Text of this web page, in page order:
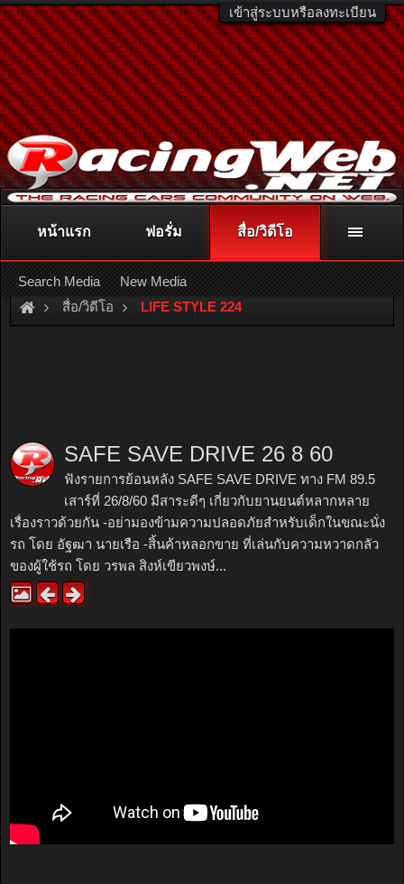
เข้าสู่ระบบหรือลงทะเบียน
ติดต่อลงโฆษณา racingweb@gmail.comหรือโทร. 081-811-1138
หรืออ่านรายละเอียดเพิ่มเติม คลิกที่นี่
สื่อ/วิดีโอ LIFE STYLE 224
SAFE SAVE DRIVE 26 8 60
ฟังรายการย้อนหลัง SAFE SAVE DRIVE ทาง FM 89.5
เสาร์ที่ 26/8/60 มีสาระดีๆ เกี่ยวกับยานยนต์หลากหลาย
เรื่องราวด้วยกัน -อย่ามองข้ามความปลอดภัยสำหรับเด็กในขณะนั่ง
รถ โดย อัฐฒา นายเรือ -สิ้นค้าหลอกขาย ที่เล่นกับความหวาดกลัว
ของผู้ใช้รถ โดย วรพล สิงห์เขียวพงษ์...
หน้าแรก ฟอรั่ม สื่อ/วิดีโอ
Search Media New Media